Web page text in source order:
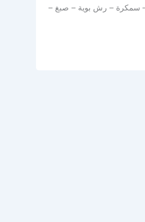
– سمكرة – رش بوية – صبغ –